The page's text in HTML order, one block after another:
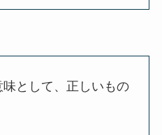
として、正しいもの